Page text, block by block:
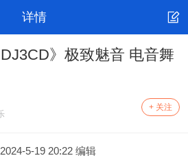
详情
DJ3CD》极致魅音 电音舞
+ 关注
5-19 20:22 编辑